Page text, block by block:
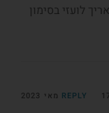
לועזי בסימון
REPLY 17 מאי 2023